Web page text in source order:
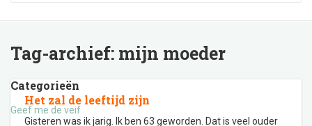
Tag-archief: mijn moeder
Categorieën
Geef me de veif
Het zal de leeftijd zijn
Gisteren was ik jarig. Ik ben 63 geworden. Dat is veel ouder